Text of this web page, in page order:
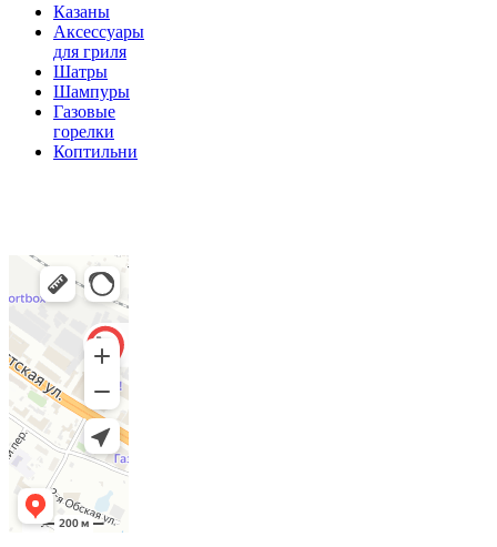
Казаны
Аксессуары
для гриля
Шатры
Шампуры
Газовые
горелки
Коптильни